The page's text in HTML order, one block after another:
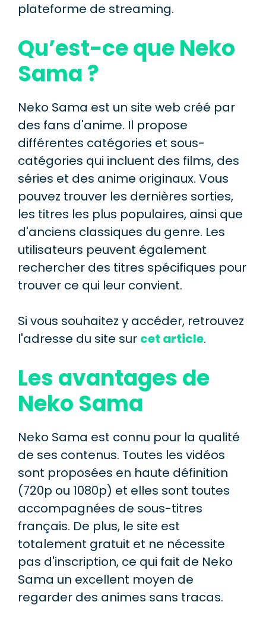
plateforme de streaming.
Qu’est-ce que Neko
Sama ?
Neko Sama est un site web créé par
des fans d'anime. Il propose
différentes catégories et sous-
catégories qui incluent des films, des
séries et des anime originaux. Vous
pouvez trouver les dernières sorties,
les titres les plus populaires, ainsi que
d'anciens classiques du genre. Les
utilisateurs peuvent également
rechercher des titres spécifiques pour
trouver ce qui leur convient.
Si vous souhaitez y accéder, retrouvez
l'adresse du site sur cet article.
Les avantages de
Neko Sama
Neko Sama est connu pour la qualité
de ses contenus. Toutes les vidéos
sont proposées en haute définition
(720p ou 1080p) et elles sont toutes
accompagnées de sous-titres
français. De plus, le site est
totalement gratuit et ne nécessite
pas d'inscription, ce qui fait de Neko
Sama un excellent moyen de
regarder des animes sans tracas.